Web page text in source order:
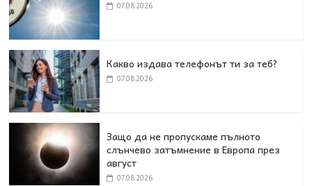
07.08.2026
Какво издава телефонът ти за теб?
07.08.2026
Защо да не пропускаме пълното
слънчево затъмнение в Европа през
август
07.08.2026